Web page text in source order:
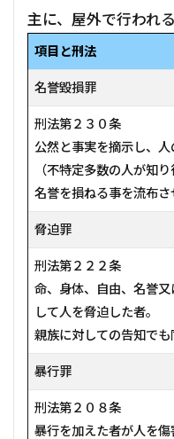
主に、屋外で行われ
項目と刑法
名誉毀損罪
刑法第２３０条
公然と事実を摘示し、
（不特定多数の人が知
名誉を損ねる事を流布さ
脅迫罪
刑法第２２２条
命、身体、自由、名誉
して人を脅迫した者。
親族に対しての告知でも
暴行罪
刑法第２０８条
暴行を加えた者が人を傷